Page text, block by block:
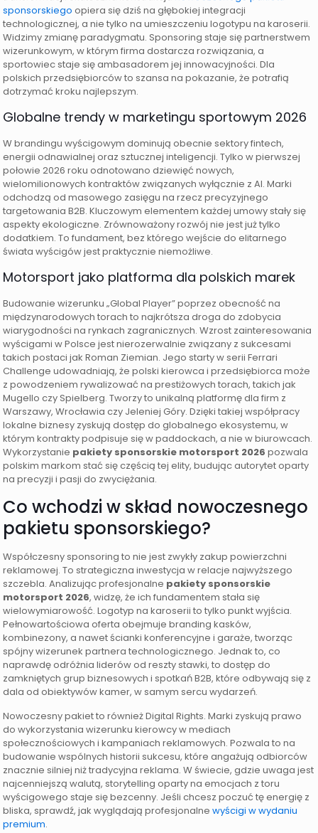
sponsorskiego opiera się dziś na głębokiej integracji
technologicznej, a nie tylko na umieszczeniu logotypu na karoserii.
Widzimy zmianę paradygmatu. Sponsoring staje się partnerstwem
wizerunkowym, w którym firma dostarcza rozwiązania, a
sportowiec staje się ambasadorem jej innowacyjności. Dla
polskich przedsiębiorców to szansa na pokazanie, że potrafią
dotrzymać kroku najlepszym.
Globalne trendy w marketingu sportowym 2026
W brandingu wyścigowym dominują obecnie sektory fintech,
energii odnawialnej oraz sztucznej inteligencji. Tylko w pierwszej
połowie 2026 roku odnotowano dziewięć nowych,
wielomilionowych kontraktów związanych wyłącznie z AI. Marki
odchodzą od masowego zasięgu na rzecz precyzyjnego
targetowania B2B. Kluczowym elementem każdej umowy stały się
aspekty ekologiczne. Zrównoważony rozwój nie jest już tylko
dodatkiem. To fundament, bez którego wejście do elitarnego
świata wyścigów jest praktycznie niemożliwe.
Motorsport jako platforma dla polskich marek
Budowanie wizerunku „Global Player” poprzez obecność na
międzynarodowych torach to najkrótsza droga do zdobycia
wiarygodności na rynkach zagranicznych. Wzrost zainteresowania
wyścigami w Polsce jest nierozerwalnie związany z sukcesami
takich postaci jak Roman Ziemian. Jego starty w serii Ferrari
Challenge udowadniają, że polski kierowca i przedsiębiorca może
z powodzeniem rywalizować na prestiżowych torach, takich jak
Mugello czy Spielberg. Tworzy to unikalną platformę dla firm z
Warszawy, Wrocławia czy Jeleniej Góry. Dzięki takiej współpracy
lokalne biznesy zyskują dostęp do globalnego ekosystemu, w
którym kontrakty podpisuje się w paddockach, a nie w biurowcach.
Wykorzystanie pakiety sponsorskie motorsport 2026 pozwala
polskim markom stać się częścią tej elity, budując autorytet oparty
na precyzji i pasji do zwyciężania.
Co wchodzi w skład nowoczesnego
pakietu sponsorskiego?
Współczesny sponsoring to nie jest zwykły zakup powierzchni
reklamowej. To strategiczna inwestycja w relacje najwyższego
szczebla. Analizując profesjonalne pakiety sponsorskie
motorsport 2026, widzę, że ich fundamentem stała się
wielowymiarowość. Logotyp na karoserii to tylko punkt wyjścia.
Pełnowartościowa oferta obejmuje branding kasków,
kombinezony, a nawet ścianki konferencyjne i garaże, tworząc
spójny wizerunek partnera technologicznego. Jednak to, co
naprawdę odróżnia liderów od reszty stawki, to dostęp do
zamkniętych grup biznesowych i spotkań B2B, które odbywają się z
dala od obiektywów kamer, w samym sercu wydarzeń.
Nowoczesny pakiet to również Digital Rights. Marki zyskują prawo
do wykorzystania wizerunku kierowcy w mediach
społecznościowych i kampaniach reklamowych. Pozwala to na
budowanie wspólnych historii sukcesu, które angażują odbiorców
znacznie silniej niż tradycyjna reklama. W świecie, gdzie uwaga jest
najcenniejszą walutą, storytelling oparty na emocjach z toru
wyścigowego staje się bezcenny. Jeśli chcesz poczuć tę energię z
bliska, sprawdź, jak wyglądają profesjonalnewyścigi w wydaniu
premium.